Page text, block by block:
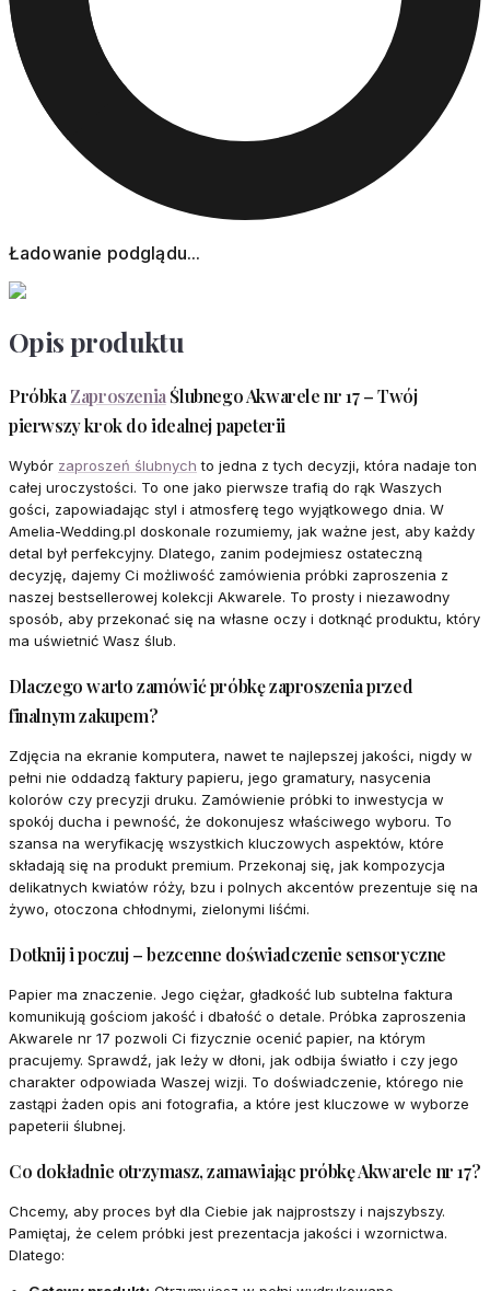
Ładowanie podglądu...
Opis produktu
PróbkaZaproszeniaŚlubnego Akwarele nr 17 – Twój
pierwszy krok do idealnej papeterii
Wybór zaproszeń ślubnych to jedna z tych decyzji, która nadaje ton
całej uroczystości. To one jako pierwsze trafią do rąk Waszych
gości, zapowiadając styl i atmosferę tego wyjątkowego dnia. W
Amelia-Wedding.pl doskonale rozumiemy, jak ważne jest, aby każdy
detal był perfekcyjny. Dlatego, zanim podejmiesz ostateczną
decyzję, dajemy Ci możliwość zamówienia próbki zaproszenia z
naszej bestsellerowej kolekcji Akwarele. To prosty i niezawodny
sposób, aby przekonać się na własne oczy i dotknąć produktu, który
ma uświetnić Wasz ślub.
Dlaczego warto zamówić próbkę zaproszenia przed
finalnym zakupem?
Zdjęcia na ekranie komputera, nawet te najlepszej jakości, nigdy w
pełni nie oddadzą faktury papieru, jego gramatury, nasycenia
kolorów czy precyzji druku. Zamówienie próbki to inwestycja w
spokój ducha i pewność, że dokonujesz właściwego wyboru. To
szansa na weryfikację wszystkich kluczowych aspektów, które
składają się na produkt premium. Przekonaj się, jak kompozycja
delikatnych kwiatów róży, bzu i polnych akcentów prezentuje się na
żywo, otoczona chłodnymi, zielonymi liśćmi.
Dotknij i poczuj – bezcenne doświadczenie sensoryczne
Papier ma znaczenie. Jego ciężar, gładkość lub subtelna faktura
komunikują gościom jakość i dbałość o detale. Próbka zaproszenia
Akwarele nr 17 pozwoli Ci fizycznie ocenić papier, na którym
pracujemy. Sprawdź, jak leży w dłoni, jak odbija światło i czy jego
charakter odpowiada Waszej wizji. To doświadczenie, którego nie
zastąpi żaden opis ani fotografia, a które jest kluczowe w wyborze
papeterii ślubnej.
Co dokładnie otrzymasz, zamawiając próbkę Akwarele nr 17?
Chcemy, aby proces był dla Ciebie jak najprostszy i najszybszy.
Pamiętaj, że celem próbki jest prezentacja jakości i wzornictwa.
Dlatego: